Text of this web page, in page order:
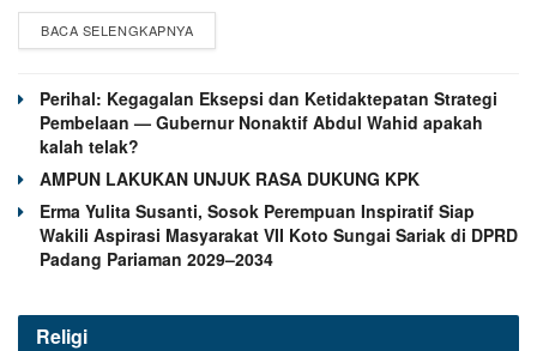
BACA SELENGKAPNYA
Perihal: Kegagalan Eksepsi dan Ketidaktepatan Strategi
Pembelaan — Gubernur Nonaktif Abdul Wahid apakah
kalah telak?
AMPUN LAKUKAN UNJUK RASA DUKUNG KPK
Erma Yulita Susanti, Sosok Perempuan Inspiratif Siap
Wakili Aspirasi Masyarakat VII Koto Sungai Sariak di DPRD
Padang Pariaman 2029–2034
Religi